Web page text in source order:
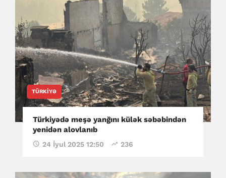
TÜRKIYƏ
Türkiyədə meşə yanğını külək səbəbindən
yenidən alovlanıb
24 İyul 2025 12:50 236